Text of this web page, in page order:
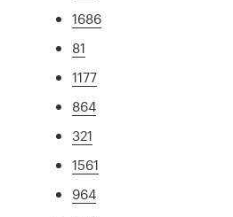
1686
81
1177
864
321
1561
964